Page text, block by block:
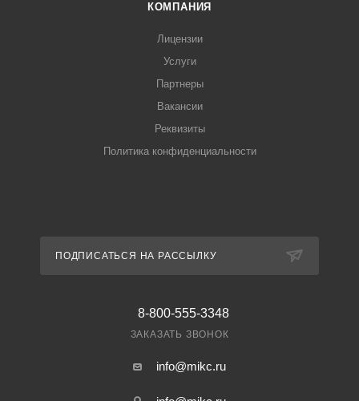
КОМПАНИЯ
Лицензии
Услуги
Партнеры
Вакансии
Реквизиты
Политика конфиденциальности
ПОДПИСАТЬСЯ НА РАССЫЛКУ
8-800-555-3348
ЗАКАЗАТЬ ЗВОНОК
info@mikc.ru